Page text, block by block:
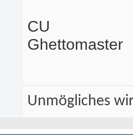
CU
Ghettomaster
Unmögliches